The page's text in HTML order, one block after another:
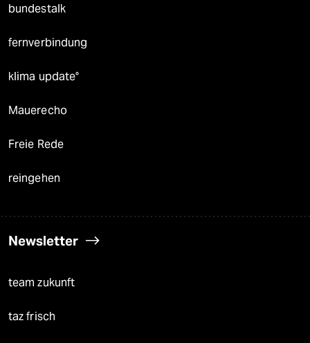
bundestalk
fernverbindung
klima update°
Mauerecho
Freie Rede
reingehen
Newsletter
team zukunft
taz frisch